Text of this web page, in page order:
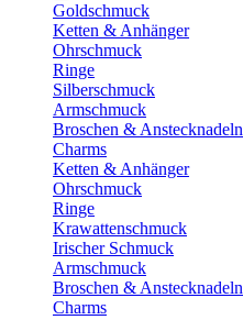
Goldschmuck
Ketten & Anhänger
Ohrschmuck
Ringe
Silberschmuck
Armschmuck
Broschen & Anstecknadeln
Charms
Ketten & Anhänger
Ohrschmuck
Ringe
Krawattenschmuck
Irischer Schmuck
Armschmuck
Broschen & Anstecknadeln
Charms